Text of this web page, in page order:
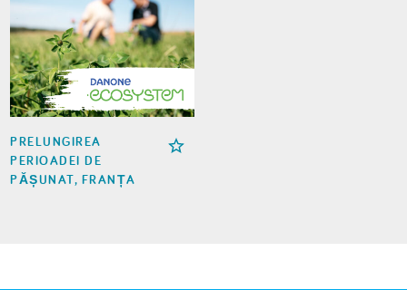
PRELUNGIREA
PERIOADEI DE
PĂȘUNAT, FRANȚA